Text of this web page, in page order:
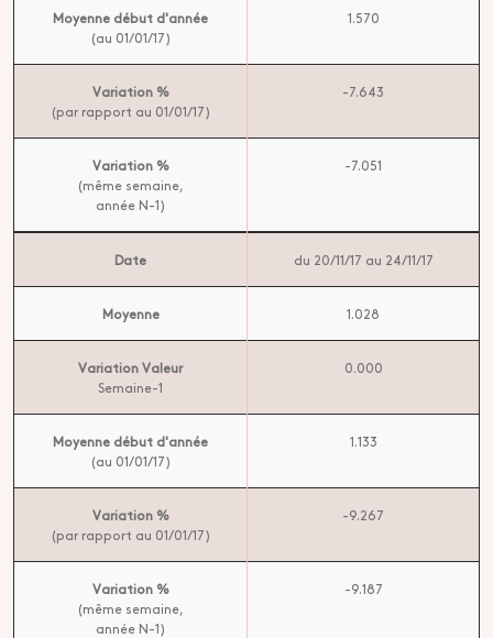
Moyenne début d'année
(au 01/01/17)
1.570
Variation %
(par rapport au 01/01/17)
-7.643
Variation %
(même semaine,
année N-1)
-7.051
Date du 20/11/17 au 24/11/17
Moyenne 1.028
Variation Valeur
Semaine-1
0.000
Moyenne début d'année
(au 01/01/17)
1.133
Variation %
(par rapport au 01/01/17)
-9.267
Variation %
(même semaine,
année N-1)
-9.187